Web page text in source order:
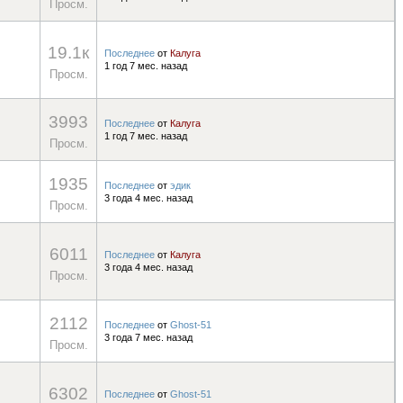
Просм.
19.1к
Просм.
Последнее от Калуга
1 год 7 мес. назад
3993
Просм.
Последнее от Калуга
1 год 7 мес. назад
1935
Просм.
Последнее от эдик
3 года 4 мес. назад
6011
Просм.
Последнее от Калуга
3 года 4 мес. назад
2112
Просм.
Последнее от Ghost-51
3 года 7 мес. назад
6302 Последнее от Ghost-51